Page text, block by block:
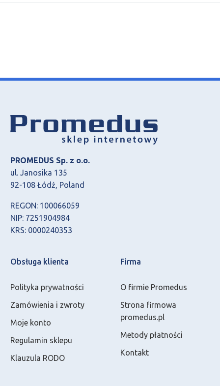
PROMEDUS Sp. z o.o.
ul. Janosika 135
92-108 Łódź, Poland
REGON: 100066059
NIP: 7251904984
KRS: 0000240353
Obsługa klienta
Polityka prywatności
Zamówienia i zwroty
Moje konto
Regulamin sklepu
Klauzula RODO
Firma
O firmie Promedus
Strona firmowa
promedus.pl
Metody płatności
Kontakt